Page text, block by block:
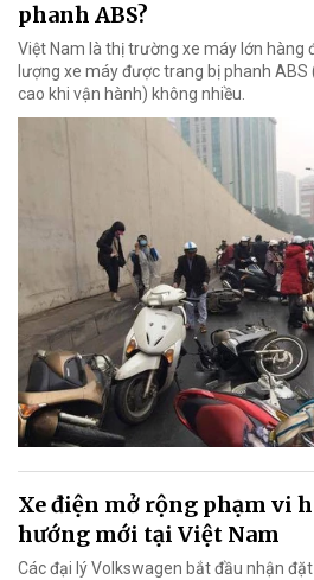
phanh ABS?
Việt Nam là thị trường xe máy lớn hàng
lượng xe máy được trang bị phanh
cao khi vận hành) không nhiều.
Xe điện mở rộng phạm vi
hướng mới tại Việt Nam
Các đại lý Volkswagen bắt đầu nhận